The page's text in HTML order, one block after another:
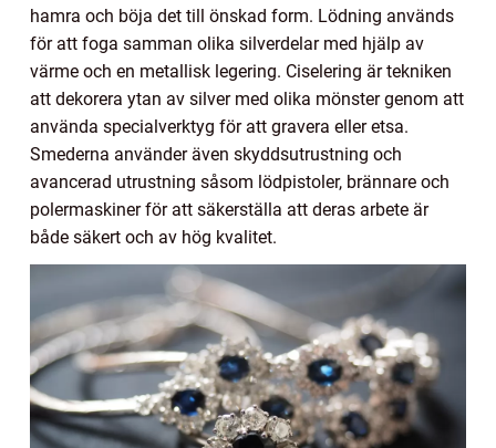
hamra och böja det till önskad form. Lödning används
för att foga samman olika silverdelar med hjälp av
värme och en metallisk legering. Ciselering är tekniken
att dekorera ytan av silver med olika mönster genom att
använda specialverktyg för att gravera eller etsa.
Smederna använder även skyddsutrustning och
avancerad utrustning såsom lödpistoler, brännare och
polermaskiner för att säkerställa att deras arbete är
både säkert och av hög kvalitet.